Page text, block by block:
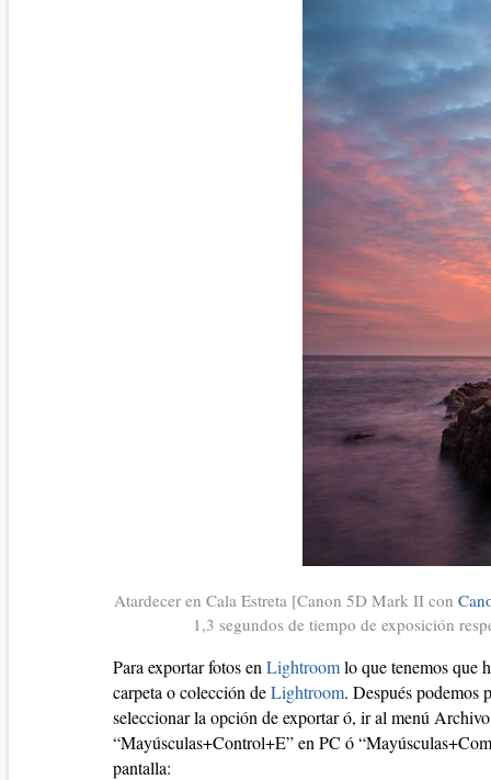
Atardecer en Cala Estreta [Canon 5D Mark II con
1,3 segundos de tiempo de exposición
Para exportar fotos en Lightroomlo que tenemos que
carpeta o colección deLightroom. Después podemos
seleccionar la opción de exportar ó, ir al menú
“Mayúsculas+Control+E” en PC ó
pantalla: